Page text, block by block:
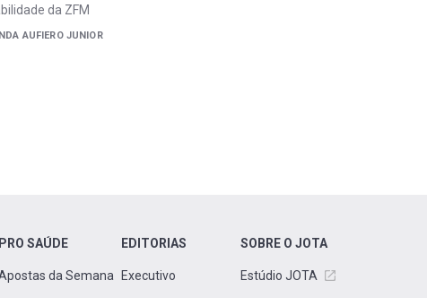
da ZFM
AUFIERO JUNIOR
PRO SAÚDE
da Semana
EDITORIAS
Executivo
SOBRE O JOTA
Estúdio JOTA